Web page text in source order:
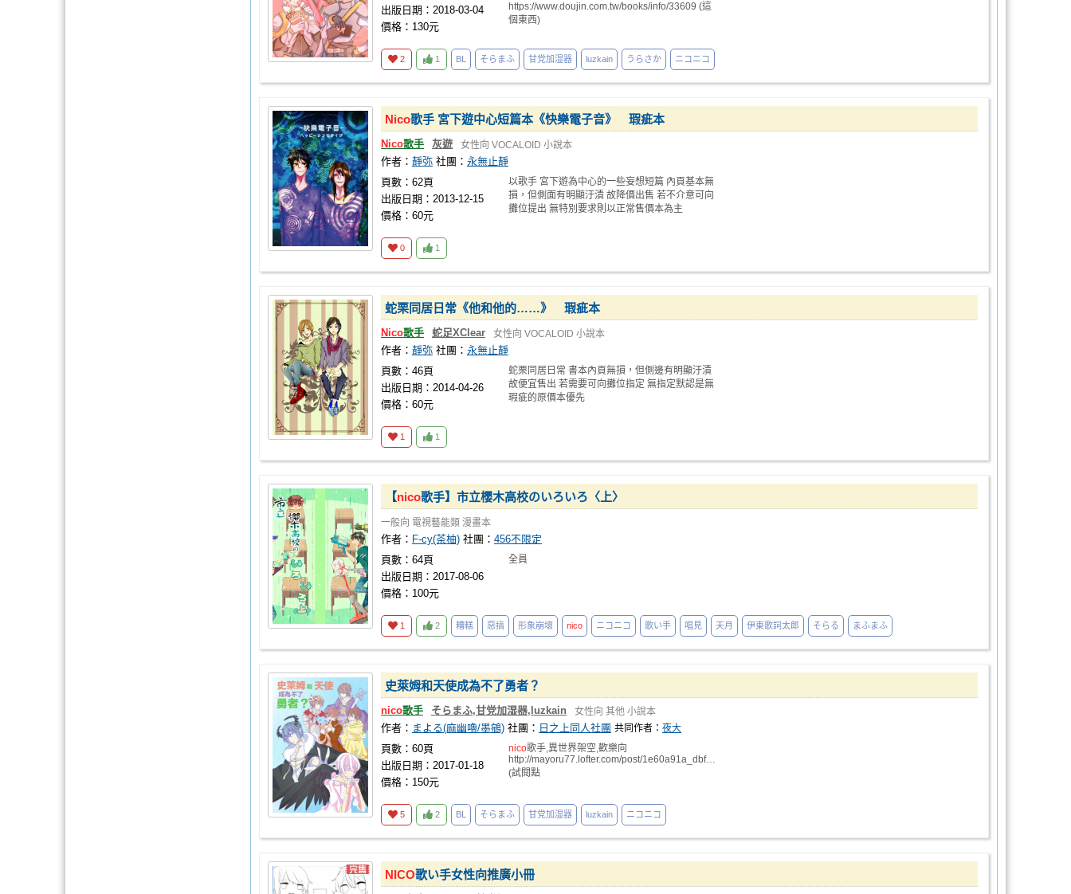
出版日期：2018-03-04
價格：130元
https://www.doujin.com.tw/books/info/33609 (這
個東西)
2 1 BL そらまふ 甘党加湿器 luzkain うらさか ニコニコ
Nico歌手 宮下遊中心短篇本《快樂電子音》 瑕疵本
Nico歌手 灰遊 女性向 VOCALOID 小說本
作者： 靜弥 社團： 永無止靜
頁數：62頁
出版日期：2013-12-15
價格：60元
以歌手 宮下遊為中心的一些妄想短篇 內頁基本無
損，但側面有明顯汙漬 故降價出售 若不介意可向
攤位提出 無特別要求則以正常售價本為主
0 1
蛇栗同居日常《他和他的……》 瑕疵本
Nico歌手 蛇足XClear 女性向 VOCALOID 小說本
作者： 靜弥 社團： 永無止靜
頁數：46頁
出版日期：2014-04-26
價格：60元
蛇栗同居日常 書本內頁無損，但側邊有明顯汙漬
故便宜售出 若需要可向攤位指定 無指定默認是無
瑕疵的原價本優先
1 1
【nico歌手】市立櫻木高校のいろいろ〈上〉
一般向 電視藝能類 漫畫本
作者： F-cy(茶柚) 社團： 456不限定
頁數：64頁
出版日期：2017-08-06
價格：100元
全員
1 2 糟糕 惡搞 形象崩壞 nico ニコニコ 歌い手 唱見 天月 伊東歌詞太郎 そらる まふまふ
史萊姆和天使成為不了勇者？
nico歌手 そらまふ,甘党加湿器,luzkain 女性向 其他 小說本
作者： まよる(麻幽嚕/墨鵷) 社團： 日之上同人社團 共同作者： 夜大
頁數：60頁
出版日期：2017-01-18
價格：150元
nico歌手,異世界架空,歡樂向
http://mayoru77.lofter.com/post/1e60a91a_dbfc014
(試閱點
5 2 BL そらまふ 甘党加湿器 luzkain ニコニコ
NICO歌い手女性向推廣小冊